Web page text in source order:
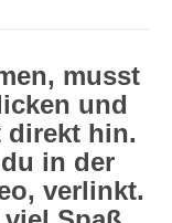
musst
und
direkt hin.
in der
verlinkt.